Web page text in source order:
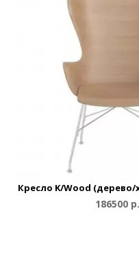
Кресло K/Wood
186500 р.